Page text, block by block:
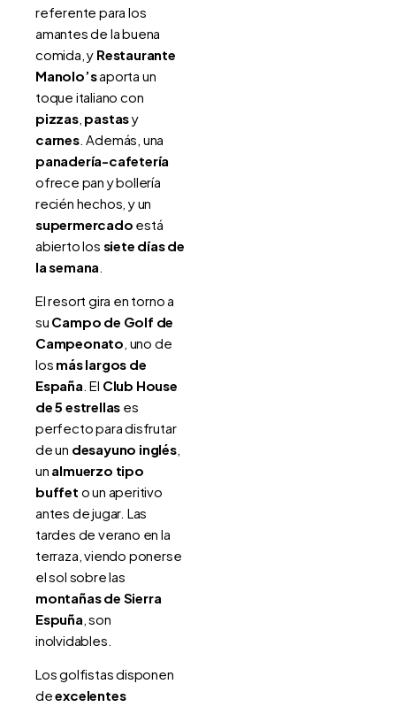
referente para los
amantes de la buena
comida, y Restaurante
Manolo’saporta un
toque italiano con
pizzas, pastasy
carnes. Además, una
panadería-cafetería
ofrece pan y bollería
recién hechos, y un
supermercado está
abierto los siete días de
la semana
El resort gira en torno a
su Campo de Golf de
Campeonato, uno de
los más largos de
España. El Club House
de 5 estrellas es
perfecto para disfrutar
de un desayuno inglés,
un almuerzo tipo
buffet o un aperitivo
antes de jugar. Las
tardes de verano en la
terraza, viendo ponerse
el sol sobre las
montañas de Sierra
Espuña, son
inolvidables.
Los golfistas disponen
deexcelentes